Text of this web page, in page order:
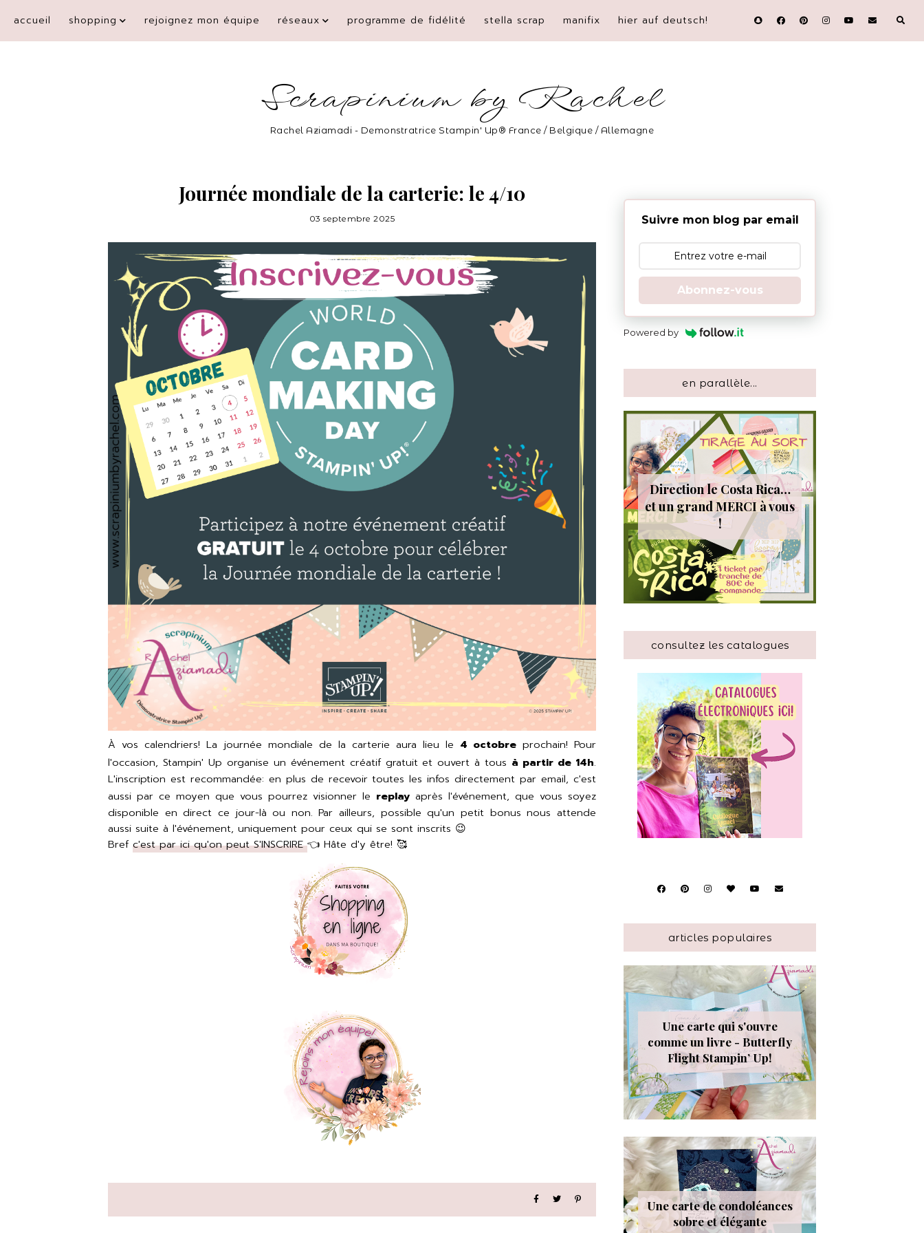
accueil shopping rejoignez mon équipe réseaux programme de fidélité stella scrap manifix hier auf deutsch!
Scrapinium by Rachel
Rachel Aziamadi - Demonstratrice Stampin' Up® France / Belgique / Allemagne
Journée mondiale de la carterie: le 4/10
03 septembre 2025
À vos calendriers! La journée mondiale de la carterie aura lieu le 4 octobreprochain! Pour
l'occasion, Stampin' Up organise un événement créatif gratuit et ouvert à tous à partir de 14h.
L'inscription est recommandée: en plus de recevoir toutes les infos directement par email, c'est
aussi par ce moyen que vous pourrez visionner le replay après l'événement, que vous soyez
disponible en direct ce jour-là ou non. Par ailleurs, possible qu'un petit bonus nous attende
aussi suite à l'événement, uniquement pour ceux qui se sont inscrits 😉
Bref c'est par ici qu'on peut S'INSCRIRE👈 Hâte d'y être! 🥰
Suivre mon blog par email
Abonnez-vous
Powered by
en parallèle...
Direction le Costa Rica…
et un grand MERCI à vous
!
consultez les catalogues
articles populaires
Une carte qui s'ouvre
comme un livre - Butterfly
Flight Stampin’ Up!
Une carte de condoléances
sobre et élégante